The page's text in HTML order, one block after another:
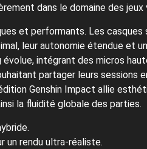
dans le domaine des jeux
et performants. Les
leur autonomie étendue et
évolue, intégrant des micros
partager leurs sessions
Genshin Impact allie
la fluidité globale des parties.
un rendu ultra-réaliste.